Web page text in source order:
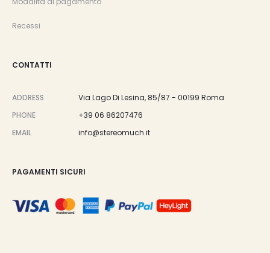
Recessi
CONTATTI
ADDRESS
Via Lago Di Lesina, 85/87 - 00199 Roma
PHONE
+39 06 86207476
EMAIL
info@stereomuch.it
PAGAMENTI SICURI